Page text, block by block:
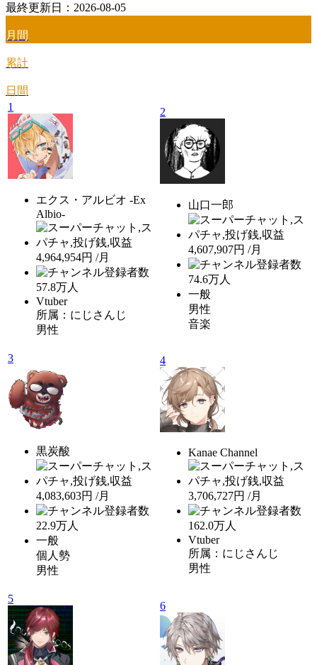
最終更新日：2026-08-05
月間
累計
日間
1
エクス・アルビオ -Ex
Albio-
4,964,954円 /月
57.8万人
Vtuber
所属：にじさんじ
男性
2
山口一郎
4,607,907円 /月
74.6万人
一般
男性
音楽
3
黒炭酸
4,083,603円 /月
22.9万人
一般
個人勢
男性
4
Kanae Channel
3,706,727円 /月
162.0万人
Vtuber
所属：にじさんじ
男性
5
6